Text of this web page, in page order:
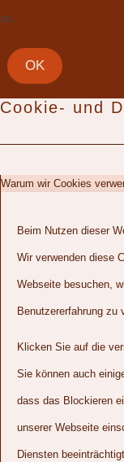
zu.
OK
Cookie- und
Warum wir Cookies
Beim Nutzen dieser
Wir verwenden diese
Webseite besuchen,
Benutzererfahrung zu
Klicken Sie auf die
Sie können auch
dass das Blockieren
unserer Webseite
Diensten